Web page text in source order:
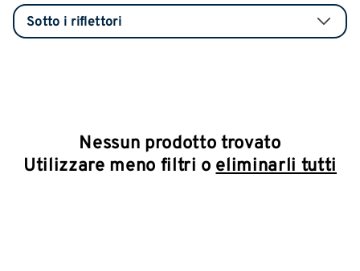
Nessun prodotto trovato
Utilizzare meno filtri o eliminarli tutti